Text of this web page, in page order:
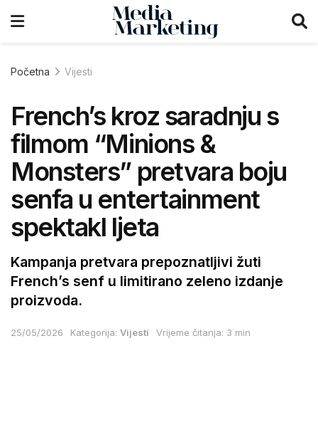
Početna Vijesti
French’s kroz saradnju s
filmom “Minions &
Monsters” pretvara boju
senfa u entertainment
spektakl ljeta
Kampanja pretvara prepoznatljivi žuti
French’s senf u limitirano zeleno izdanje
proizvoda.
25/05/2026 Kategorija: Vijesti Vrijeme čitanja: 3 min